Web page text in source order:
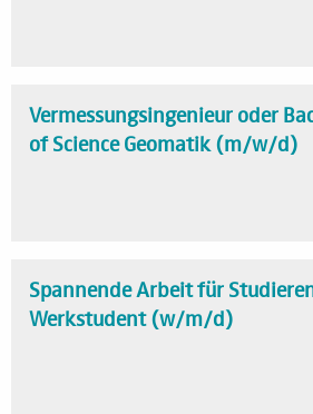
Vermessungsingenieur oder
of Science Geomatik (m/w/d)
Spannende Arbeit für
Werkstudent (w/m/d)